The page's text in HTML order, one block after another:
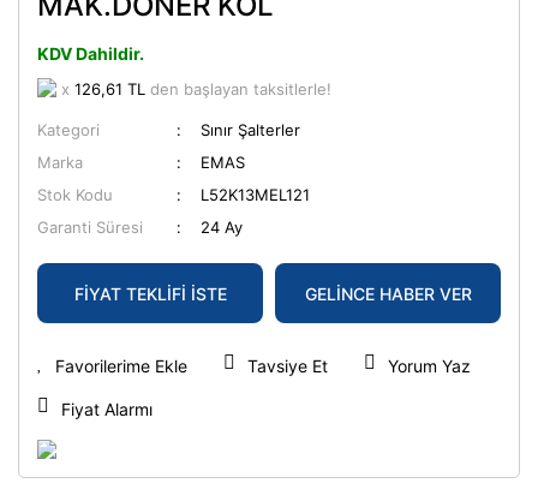
KDV Dahildir.
x 126,61 TL den başlayan taksitlerle!
Kategori
Sınır Şalterler
Marka
EMAS
Stok Kodu
L52K13MEL121
Garanti Süresi
24 Ay
FİYAT TEKLİFİ İSTE GELİNCE HABER VER
Tavsiye Et Yorum Yaz
Fiyat Alarmı